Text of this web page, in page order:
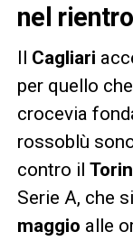
nel
Il Cagliari
per quello
crocevia
rossoblù
contro il
Serie A, che
maggio alle